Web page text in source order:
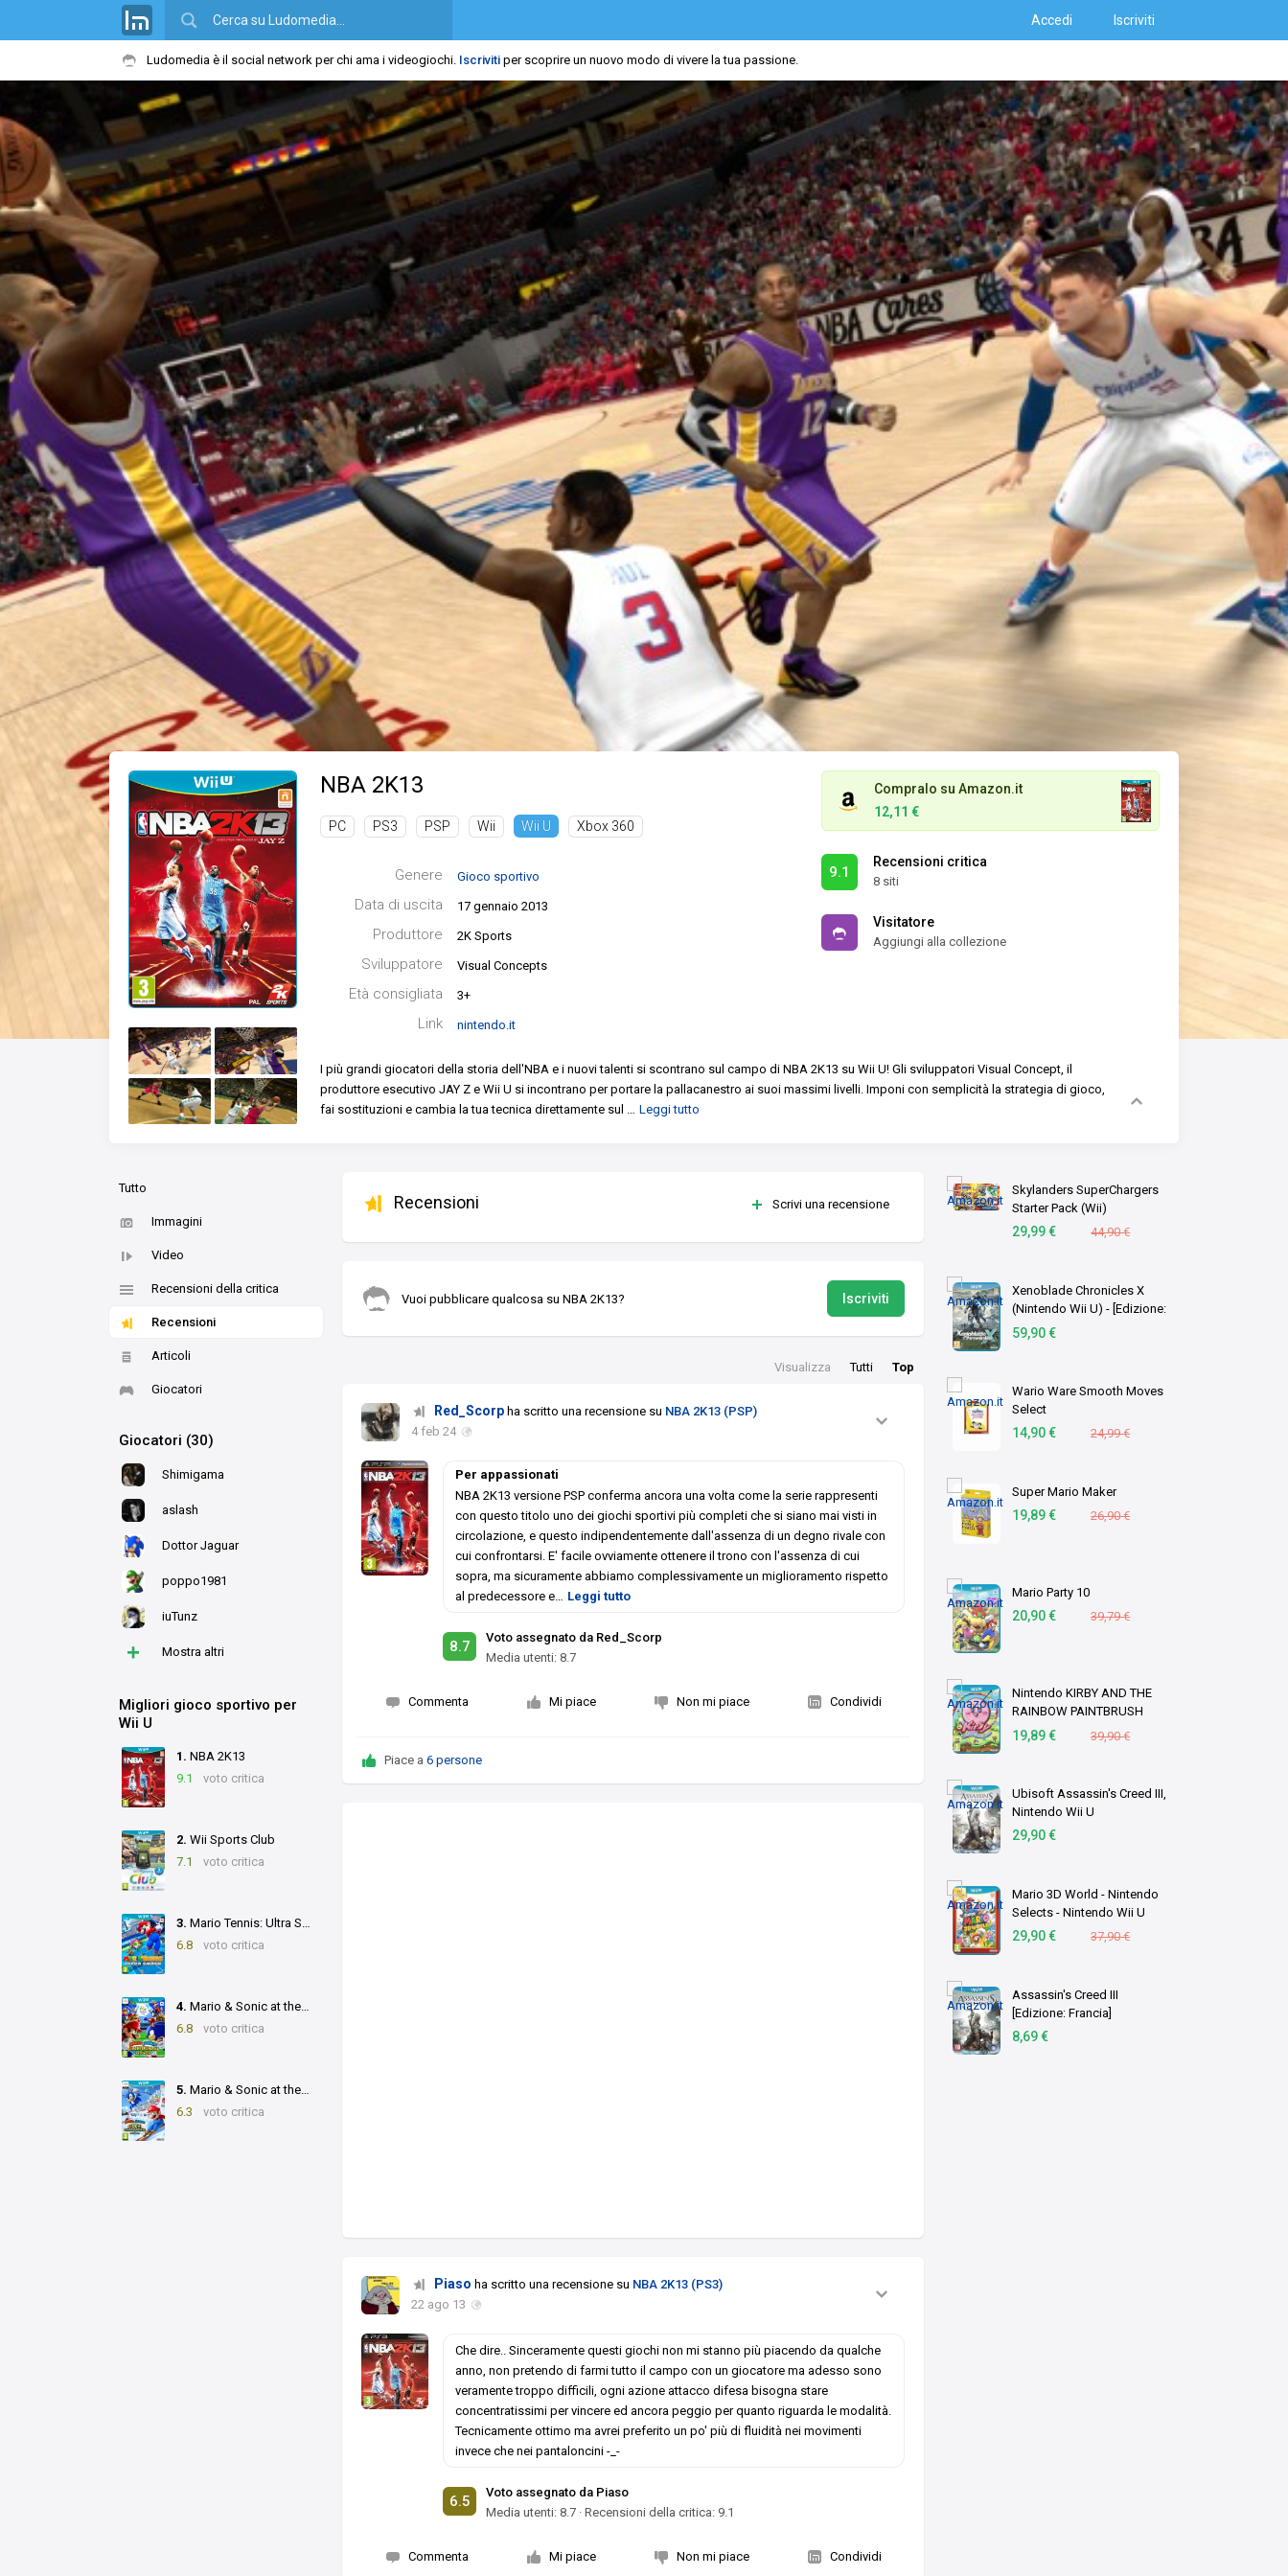
Accedi Iscriviti
Ludomedia è il social network per chi ama i videogiochi. Iscriviti per scoprire un nuovo modo di vivere la tua passione.
NBA 2K13
PC PS3 PSP Wii Wii U Xbox 360
Genere Gioco sportivo
Data di uscita 17 gennaio 2013
Produttore 2K Sports
Sviluppatore Visual Concepts
Età consigliata 3+
Link nintendo.it
Compralo su Amazon.it
12,11 €
9.1
Recensioni critica
8 siti
Visitatore
Aggiungi alla collezione
I più grandi giocatori della storia dell'NBA e i nuovi talenti si scontrano sul campo di NBA 2K13 su Wii U! Gli sviluppatori Visual Concept, il
produttore esecutivo JAY Z e Wii U si incontrano per portare la pallacanestro ai suoi massimi livelli. Imponi con semplicità la strategia di gioco,
fai sostituzioni e cambia la tua tecnica direttamente sul … Leggi tutto
Tutto
Immagini
Video
Recensioni della critica
Recensioni
Articoli
Giocatori
Giocatori (30)
Shimigama
aslash
Dottor Jaguar
poppo1981
iuTunz
+ Mostra altri
Migliori gioco sportivo per
Wii U
1. NBA 2K13
9.1
voto critica
2. Wii Sports Club
7.1
voto critica
3. Mario Tennis: Ultra Smash
6.8
voto critica
4. Mario & Sonic at the Rio 2016 Olympic Games
6.8
voto critica
5. Mario & Sonic at the Sochi 2014 Olympic Winter Games
6.3
voto critica
Skylanders SuperChargers
Starter Pack (Wii)
29,99 € 44,90 €
Xenoblade Chronicles X
(Nintendo Wii U) - [Edizione:
Regno Unito]
59,90 €
Wario Ware Smooth Moves
Select
14,90 € 24,99 €
Super Mario Maker
19,89 € 26,90 €
Mario Party 10
20,90 € 39,79 €
Nintendo KIRBY AND THE
RAINBOW PAINTBRUSH
Allemand, Anglais,
19,89 € 39,90 €
Ubisoft Assassin's Creed III,
Nintendo Wii U
29,90 €
Mario 3D World - Nintendo
Selects - Nintendo Wii U
29,90 € 37,90 €
Assassin's Creed III
[Edizione: Francia]
8,69 €
Scrivi una recensione
Recensioni
Vuoi pubblicare qualcosa su NBA 2K13? Iscriviti
Visualizza Tutti Top
Red_Scorp ha scritto una recensione su NBA 2K13 (PSP)
4 feb 24
Per appassionati
NBA 2K13 versione PSP conferma ancora una volta come la serie rappresenti
con questo titolo uno dei giochi sportivi più completi che si siano mai visti in
circolazione, e questo indipendentemente dall'assenza di un degno rivale con
cui confrontarsi. E' facile ovviamente ottenere il trono con l'assenza di cui
sopra, ma sicuramente abbiamo complessivamente un miglioramento rispetto
al predecessore e… Leggi tutto
8.7
Voto assegnato da Red_Scorp
Media utenti:8.7
Commenta Mi piace Non mi piace Condividi
Piace a6 persone
Piaso ha scritto una recensione su NBA 2K13 (PS3)
22 ago 13
Che dire.. Sinceramente questi giochi non mi stanno più piacendo da qualche
anno, non pretendo di farmi tutto il campo con un giocatore ma adesso sono
veramente troppo difficili, ogni azione attacco difesa bisogna stare
concentratissimi per vincere ed ancora peggio per quanto riguarda le modalità.
Tecnicamente ottimo ma avrei preferito un po' più di fluidità nei movimenti
invece che nei pantaloncini -_-
6.5
Voto assegnato da Piaso
Media utenti:8.7 ·Recensioni della critica: 9.1
Commenta Mi piace Non mi piace Condividi